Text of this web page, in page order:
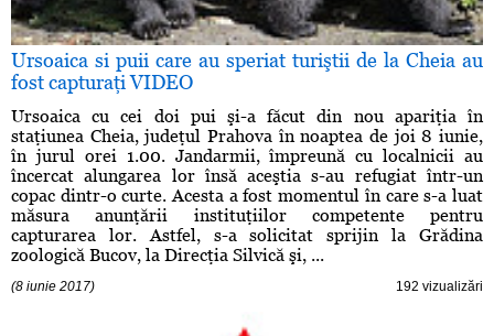
Ursoaica si puii care au speriat turiştii de la Cheia au
fost capturaţi VIDEO
Ursoaica cu cei doi pui şi-a făcut din nou apariţia în
staţiunea Cheia, judeţul Prahova în noaptea de joi 8 iunie,
în jurul orei 1.00. Jandarmii, împreună cu localnicii au
încercat alungarea lor însă aceştia s-au refugiat într-un
copac dintr-o curte. Acesta a fost momentul în care s-a luat
măsura anunţării instituţiilor competente pentru
capturarea lor. Astfel, s-a solicitat sprijin la Grădina
zoologică Bucov, la Direcţia Silvică şi, ...
(8 iunie 2017) 192 vizualizări